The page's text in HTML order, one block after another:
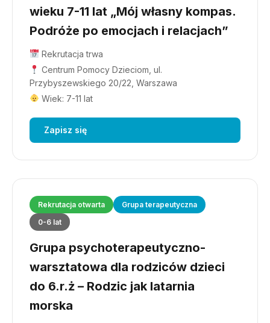
wieku 7-11 lat „Mój własny kompas.
Podróże po emocjach i relacjach”
Rekrutacja trwa
Centrum Pomocy Dzieciom, ul.
Przybyszewskiego 20/22, Warszawa
Wiek: 7-11 lat
Zapisz się
Rekrutacja otwarta
Grupa terapeutyczna
0-6 lat
Grupa psychoterapeutyczno-
warsztatowa dla rodziców dzieci
do 6.r.ż – Rodzic jak latarnia
morska